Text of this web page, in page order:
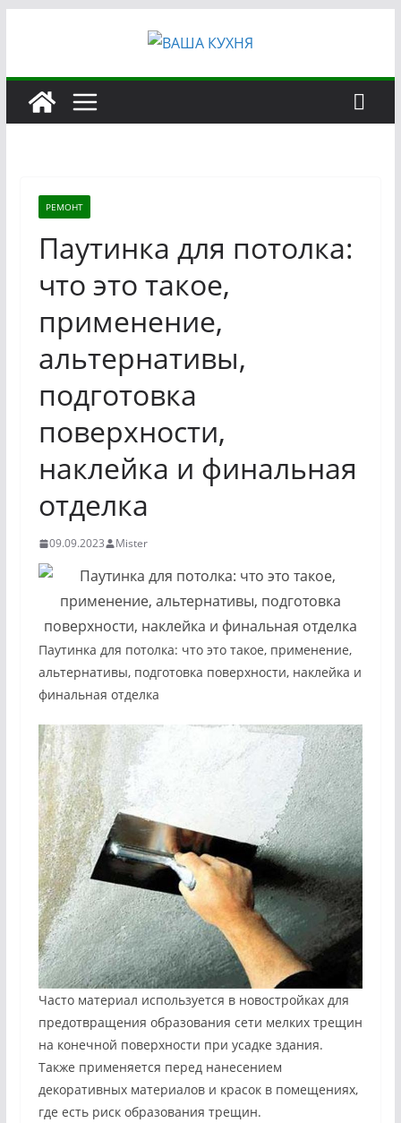
РЕМОНТ
Паутинка для потолка:
что это такое,
применение,
альтернативы,
подготовка
поверхности,
наклейка и финальная
отделка
09.09.2023 Mister
Паутинка для потолка: что это такое, применение,
альтернативы, подготовка поверхности, наклейка и
финальная отделка
Часто материал используется в новостройках для
предотвращения образования сети мелких трещин
на конечной поверхности при усадке здания.
Также применяется перед нанесением
декоративных материалов и красок в помещениях,
где есть риск образования трещин.